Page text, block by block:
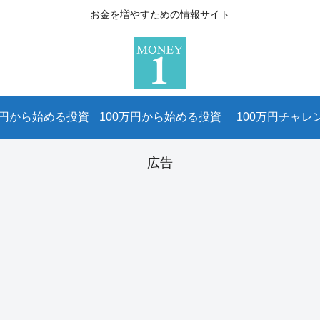
お金を増やすための情報サイト
から始める投資 100万円から始める投資 100万円チャレ
広告